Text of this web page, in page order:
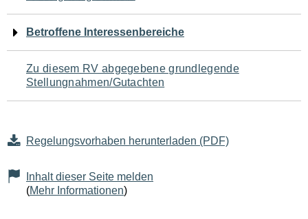
Seiteninhalt
Betroffene Interessenbereiche
Zu diesem RV abgegebene grundlegende
Stellungnahmen/Gutachten
Regelungsvorhaben herunterladen (PDF)
Inhalt dieser Seite melden
(Mehr Informationen)